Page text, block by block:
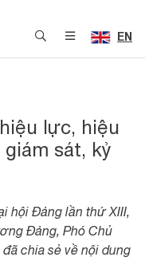
EN
lực, hiệu
sát, kỷ
hội Đảng lần thứ XIII,
Đảng, Phó Chủ
chia sẻ về nội dung